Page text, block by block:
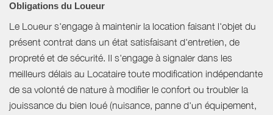
Obligations du Loueur
Le Loueur s'engage à maintenir la location faisant l'objet du
présent contrat dans un état satisfaisant d'entretien, de
propreté et de sécurité. Il s'engage à signaler dans les
meilleurs délais au Locataire toute modification indépendante
de sa volonté de nature à modifier le confort ou troubler la
jouissance du bien loué (nuisance, panne d'un équipement,